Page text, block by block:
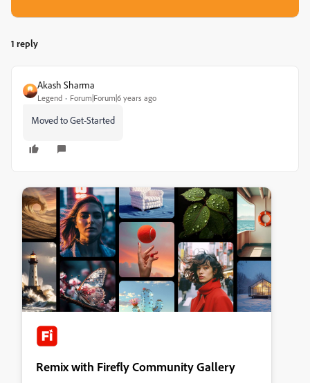
1 reply
Akash Sharma
Legend Forum|Forum|6 years ago
Moved to Get-Started
Remix with Firefly Community Gallery